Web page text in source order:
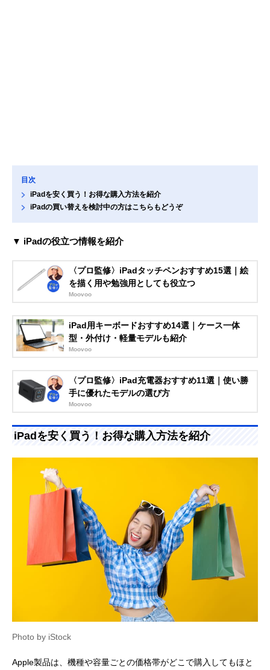
目次
iPadを安く買う！お得な購入方法を紹介
iPadの買い替えを検討中の方はこちらもどうぞ
▼ iPadの役立つ情報を紹介
〈プロ監修〉iPadタッチペンおすすめ15選｜絵
を描く用や勉強用としても役立つ
Moovoo
iPad用キーボードおすすめ14選｜ケース一体
型・外付け・軽量モデルも紹介
Moovoo
〈プロ監修〉iPad充電器おすすめ11選｜使い勝
手に優れたモデルの選び方
Moovoo
iPadを安く買う！お得な購入方法を紹介
Photo by iStock
Apple製品は、機種や容量ごとの価格帯がどこで購入してもほと